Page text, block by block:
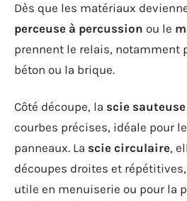
Dès que les matériaux
perceuse à percussion ou le
prennent le relais, notamment
béton ou la brique.
Côté découpe, la scie sauteuse
courbes précises, idéale pour
panneaux. La scie circulaire,
découpes droites et
utile en menuiserie ou pour la